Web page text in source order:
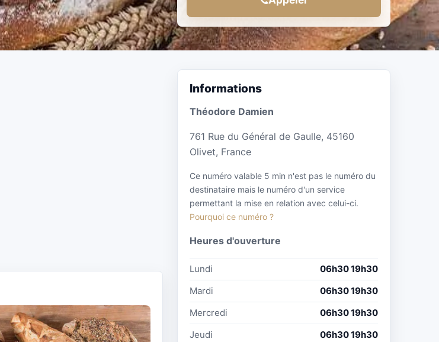
Informations
Théodore Damien
761 Rue du Général de Gaulle, 45160
Olivet, France
Ce numéro valable 5 min n'est pas le numéro du
destinataire mais le numéro d'un service
permettant la mise en relation avec celui-ci.
Pourquoi ce numéro ?
Heures d'ouverture
Lundi
06h30 19h30
Mardi
06h30 19h30
Mercredi
06h30 19h30
Jeudi
06h30 19h30